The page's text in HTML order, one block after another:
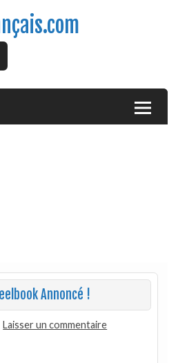
Annoncé !
Laisser un commentaire